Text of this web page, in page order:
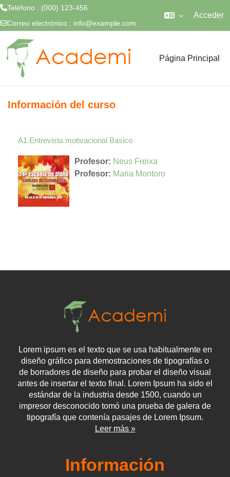
Teléfono : (000) 123-456
Correo electrónico : info@example.com
Acceder
Página Principal
Información del curso
A1.Entrevista motivacional Básico
Profesor: Neus Freixa
Profesor: Maria Montoro
Lorem ipsum es el texto que se usa habitualmente en
diseño gráfico para demostraciones de tipografías o
de borradores de diseño para probar el diseño visual
antes de insertar el texto final. Lorem Ipsum ha sido el
estándar de la industria desde 1500, cuando un
impresor desconocido tomó una prueba de galera de
tipografía que contenía pasajes de Lorem Ipsum.
Leer más »
Información